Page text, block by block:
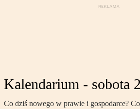
Kalendarium - sobota
Co dziś nowego w prawie i gospodarce?